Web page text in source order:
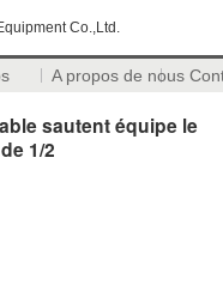
Co.,Ltd.
A propos de nous
sautent équipe le
1/2